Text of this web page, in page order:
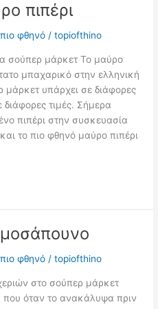
πιπέρι
φθηνό /topiofthino
σούπερ μάρκετ Το μαύρο
μπαχαρικό στην ελληνική
μάρκετ υπάρχει σε διάφορες
τιμές. Σήμερα
πιπέρι στην συσκευασία
το πιο φθηνό μαύρο πιπέρι
φθηνό /topiofthino
στο σούπερ μάρκετ
όταν το ανακάλυψα πριν